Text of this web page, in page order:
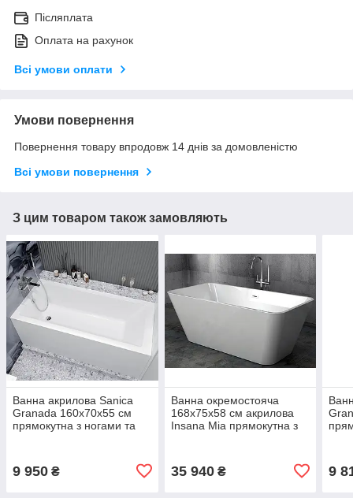
Післяплата
Оплата на рахунок
Всі умови оплати
Умови повернення
Повернення товару впродовж 14 днів за домовленістю
Всі умови повернення
З цим товаром також замовляють
Ванна акрилова Sanica
Granada 160х70х55 см
прямокутна з ногами та
9 950 ₴
Ванна окремостояча
168х75х58 см акрилова
Insana Mia прямокутна з
35 940₴ 9